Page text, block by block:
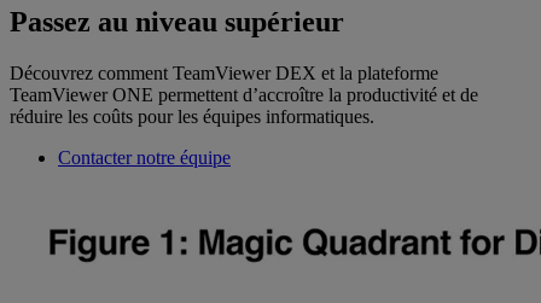
Passez au niveau supérieur
Découvrez comment TeamViewer DEX et la plateforme
TeamViewer ONE permettent d’accroître la productivité et de
réduire les coûts pour les équipes informatiques.
Contacter notre équipe